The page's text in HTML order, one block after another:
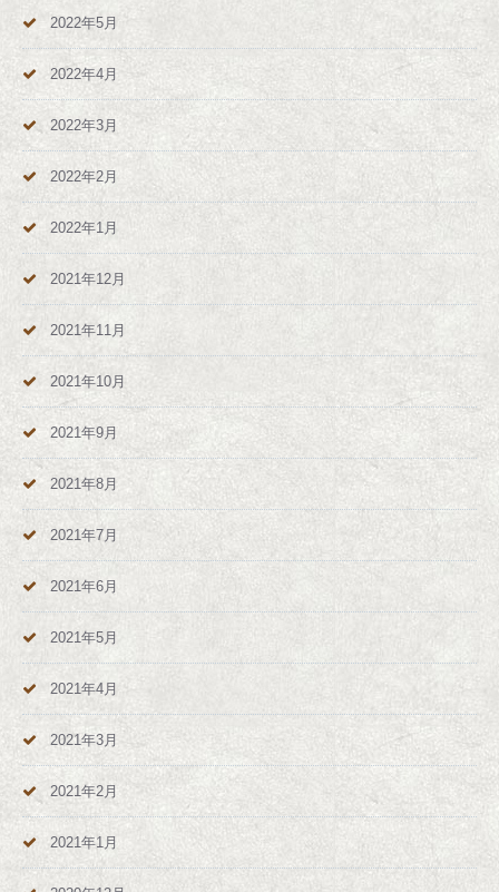
2022年5月
2022年4月
2022年3月
2022年2月
2022年1月
2021年12月
2021年11月
2021年10月
2021年9月
2021年8月
2021年7月
2021年6月
2021年5月
2021年4月
2021年3月
2021年2月
2021年1月